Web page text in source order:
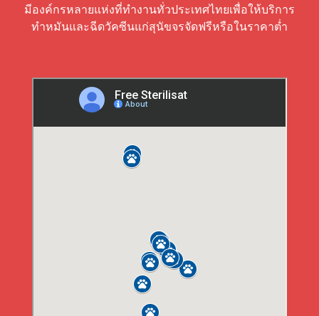
มีองค์กรหลายแห่งที่ทำงานทั่วประเทศไทยเพื่อให้บริการ
ทำหมันและฉีดวัคซีนแก่สุนัขจรจัดฟรีหรือในราคาต่ำ